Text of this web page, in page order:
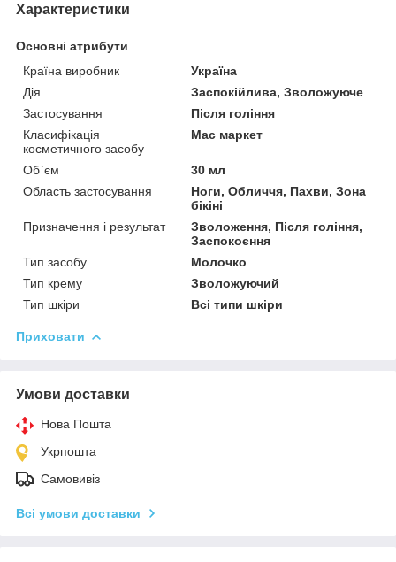
Характеристики
Основні атрибути
Країна виробник
Україна
Дія
Заспокійлива, Зволожуюче
Застосування
Після гоління
Класифікація
косметичного засобу
Мас маркет
Об`єм
30 мл
Область застосування
Ноги, Обличчя, Пахви, Зона
бікіні
Призначення і результат
Зволоження, Після гоління,
Заспокоєння
Тип засобу
Молочко
Тип крему
Зволожуючий
Тип шкіри
Всі типи шкіри
Приховати
Умови доставки
Нова Пошта
Укрпошта
Самовивіз
Всі умови доставки